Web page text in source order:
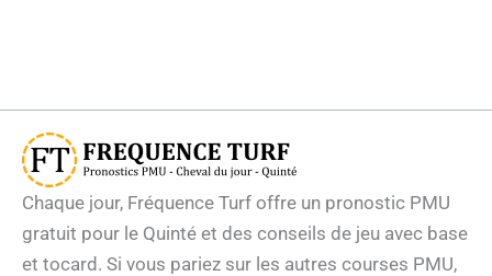
Chaque jour, Fréquence Turf offre un pronostic PMU
gratuit pour le Quinté et des conseils de jeu avec base
et tocard. Si vous pariez sur les autres courses PMU,